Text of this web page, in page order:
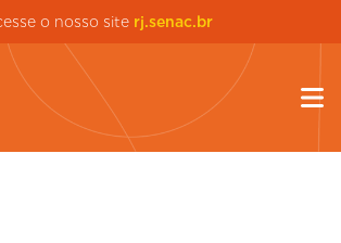
o nosso site rj.senac.br